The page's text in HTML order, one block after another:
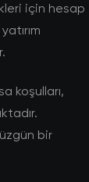
için hesap
koşulları,
bir